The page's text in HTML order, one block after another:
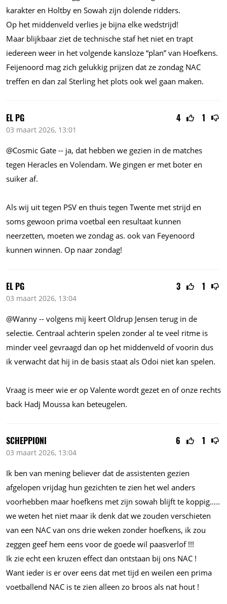
karakter en Holtby en Sowah zijn dolende ridders.
Op het middenveld verlies je bijna elke wedstrijd!
Maar blijkbaar ziet de technische staf het niet en trapt
iedereen weer in het volgende kansloze “plan” van Hoefkens.
Feijenoord mag zich gelukkig prijzen dat ze zondag NAC
treffen en dan zal Sterling het plots ook wel gaan maken.
4 1
EL PG
03 maart 2026, 13:01
@Cosmic Gate -- ja, dat hebben we gezien in de matches
tegen Heracles en Volendam. We gingen er met boter en
suiker af.
Als wij uit tegen PSV en thuis tegen Twente met strijd en
soms gewoon prima voetbal een resultaat kunnen
neerzetten, moeten we zondag as. ook van Feyenoord
kunnen winnen. Op naar zondag!
3 1
EL PG
03 maart 2026, 13:04
@Wanny -- volgens mij keert Oldrup Jensen terug in de
selectie. Centraal achterin spelen zonder al te veel ritme is
minder veel gevraagd dan op het middenveld of voorin dus
ik verwacht dat hij in de basis staat als Odoi niet kan spelen.
Vraag is meer wie er op Valente wordt gezet en of onze rechts
back Hadj Moussa kan beteugelen.
6 1
SCHEPPIONI
03 maart 2026, 13:04
Ik ben van mening believer dat de assistenten gezien
afgelopen vrijdag hun gezichten te zien het wel anders
voorhebben maar hoefkens met zijn sowah blijft te koppig.....
we weten het niet maar ik denk dat we zouden verschieten
van een NAC van ons drie weken zonder hoefkens, ik zou
zeggen geef hem eens voor de goede wil paasverlof !!!
Ik zie echt een kruzen effect dan ontstaan bij ons NAC !
Want ieder is er over eens dat met tijd en weilen een prima
voetballend NAC is te zien alleen zo broos als nat hout !